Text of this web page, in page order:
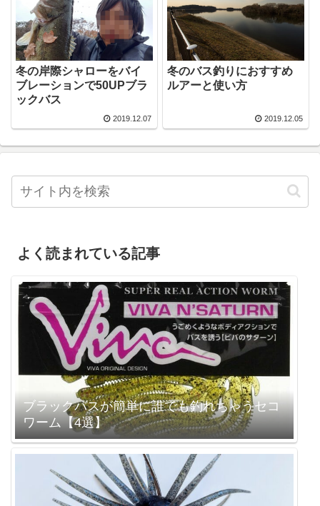
冬の岸際シャローをバイ
ブレーションで50UPブラ
ックバス
2019.12.07
冬のバス釣りにおすすめ
ルアーと使い方
2019.12.05
よく読まれている記事
ブラックバスが簡単に誰でも釣れちゃうセコ
ワーム【4選】